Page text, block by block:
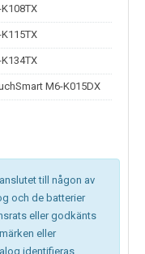
M6-K015DX
till någon av
och de batterier
eller godkänts
eller
identifieras